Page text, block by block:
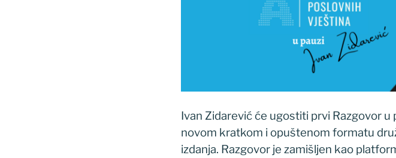
Ivan Zidarević će ugostiti prvi Razgovor
novom kratkom i opuštenom formatu
izdanja. Razgovor je zamišljen kao